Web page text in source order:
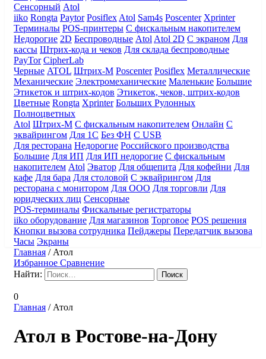
Сенсорный Atol
iiko Rongta Paytor Posiflex Atol Sam4s Poscenter Xprinter
Терминалы POS-принтеры С фискальным накопителем
Недорогие 2D Беспроводные Atol Atol 2D С экраном Для
кассы Штрих-кода и чеков Для склада беспроводные
PayTor CipherLab
Черные ATOL Штрих-М Poscenter Posiflex Металлические
Механические Электромеханические Маленькие Большие
Этикеток и штрих-кодов Этикеток, чеков, штрих-кодов
Цветные Rongta Xprinter Больших Рулонных
Полноцветных
Atol Штрих-М С фискальным накопителем Онлайн С
эквайрингом Для 1С Без ФН С USB
Для ресторана Недорогие Российского производства
Большие Для ИП Для ИП недорогие С фискальным
накопителем Atol Эватор Для общепита Для кофейни Для
кафе Для бара Для столовой С эквайрингом Для
ресторана с монитором Для ООО Для торговли Для
юридческих лиц Сенсорные
POS-терминалы Фискальные регистраторы
iiko оборудование Для магазинов Торговое POS решения
Кнопки вызова сотрудника Пейджеры Передатчик вызова
Часы Экраны
Главная / Атол
Избранное Сравнение
Найти:
0
Главная / Атол
Атол ​в Ростове-на-Дону